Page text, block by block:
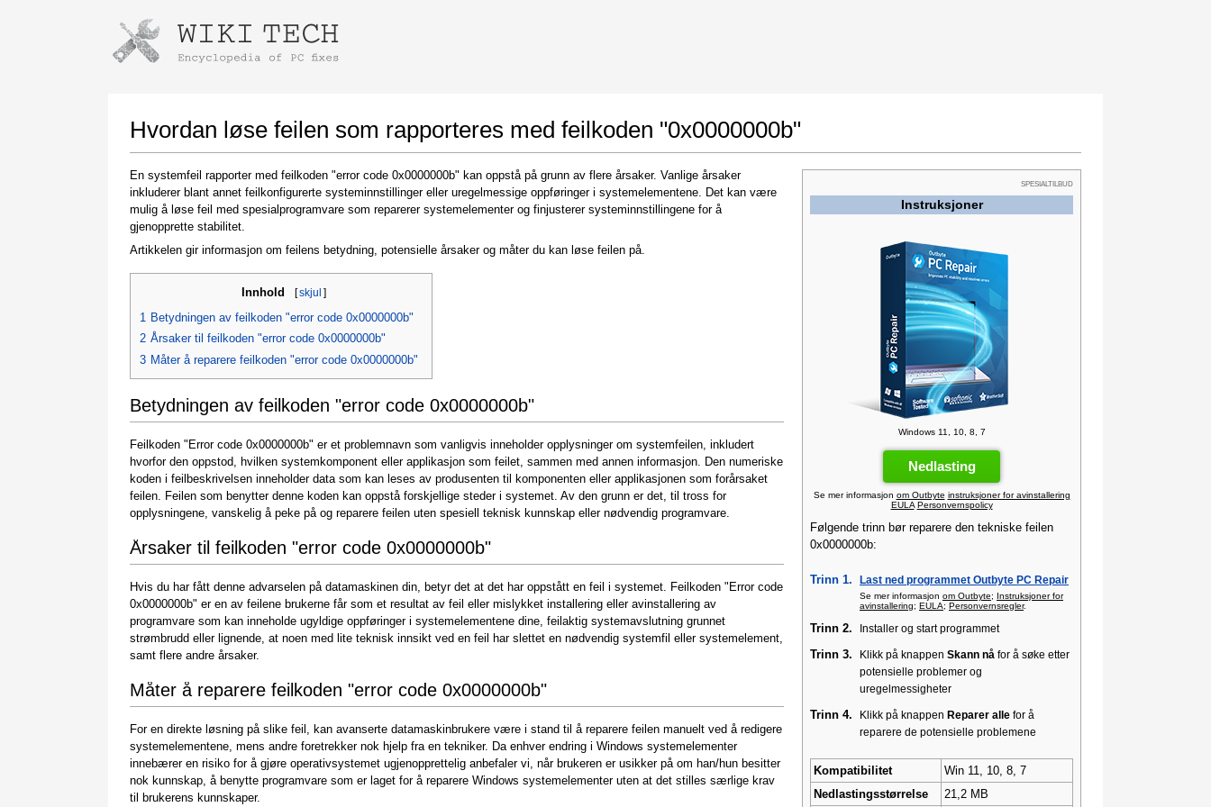
Hvordan løse feilen som rapporteres med feilkoden "0x0000000b"
SPESIALTILBUD
Instruksjoner
Windows 11, 10, 8, 7
Nedlasting
Se mer informasjon om Outbyte instruksjoner for avinstallering
EULA Personvernspolicy
Følgende trinn bør reparere den tekniske feilen
0x0000000b:
Trinn 1. Last ned programmet Outbyte PC Repair
Se mer informasjon om Outbyte; Instruksjoner for
avinstallering; EULA; Personvernsregler.
Trinn 2. Installer og start programmet
Trinn 3. Klikk på knappen Skann nå for å søke etter
potensielle problemer og
uregelmessigheter
Trinn 4. Klikk på knappen Reparer alle for å
reparere de potensielle problemene
Kompatibilitet
Win 11, 10, 8, 7
Nedlastingsstørrelse
21,2 MB
En systemfeil rapporter med feilkoden "error code 0x0000000b" kan oppstå på grunn av flere årsaker. Vanlige årsaker
inkluderer blant annet feilkonfigurerte systeminnstillinger eller uregelmessige oppføringer i systemelementene. Det kan være
mulig å løse feil med spesialprogramvare som reparerer systemelementer og finjusterer systeminnstillingene for å
gjenopprette stabilitet.
Artikkelen gir informasjon om feilens betydning, potensielle årsaker og måter du kan løse feilen på.
Innhold [skjul ]
1 Betydningen av feilkoden "error code 0x0000000b"
2 Årsaker til feilkoden "error code 0x0000000b"
3 Måter å reparere feilkoden "error code 0x0000000b"
Betydningen av feilkoden "error code 0x0000000b"
Feilkoden "Error code 0x0000000b" er et problemnavn som vanligvis inneholder opplysninger om systemfeilen, inkludert
hvorfor den oppstod, hvilken systemkomponent eller applikasjon som feilet, sammen med annen informasjon. Den numeriske
koden i feilbeskrivelsen inneholder data som kan leses av produsenten til komponenten eller applikasjonen som forårsaket
feilen. Feilen som benytter denne koden kan oppstå forskjellige steder i systemet. Av den grunn er det, til tross for
opplysningene, vanskelig å peke på og reparere feilen uten spesiell teknisk kunnskap eller nødvendig programvare.
Årsaker til feilkoden "error code 0x0000000b"
Hvis du har fått denne advarselen på datamaskinen din, betyr det at det har oppstått en feil i systemet. Feilkoden "Error code
0x0000000b" er en av feilene brukerne får som et resultat av feil eller mislykket installering eller avinstallering av
programvare som kan inneholde ugyldige oppføringer i systemelementene dine, feilaktig systemavslutning grunnet
strømbrudd eller lignende, at noen med lite teknisk innsikt ved en feil har slettet en nødvendig systemfil eller systemelement,
samt flere andre årsaker.
Måter å reparere feilkoden "error code 0x0000000b"
For en direkte løsning på slike feil, kan avanserte datamaskinbrukere være i stand til å reparere feilen manuelt ved å redigere
systemelementene, mens andre foretrekker nok hjelp fra en tekniker. Da enhver endring i Windows systemelementer
innebærer en risiko for å gjøre operativsystemet ugjenopprettelig anbefaler vi, når brukeren er usikker på om han/hun besitter
nok kunnskap, å benytte programvare som er laget for å reparere Windows systemelementer uten at det stilles særlige krav
til brukerens kunnskaper.
Instructions for downloading using Google Chrome
Once the download is complete, click on the
downloaded file link